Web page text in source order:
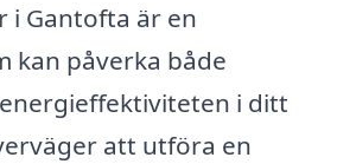
i Gantofta är en
kan påverka både
i ditt
att utföra en